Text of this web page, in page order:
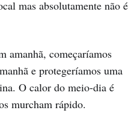
mas absolutamente não é
amanhã, começaríamos
e protegeríamos uma
O calor do meio-dia é
murcham rápido.